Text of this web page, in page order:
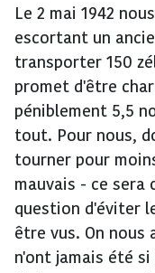
Le 2 mai 1942
escortant un
transporter 150
promet d'être
péniblement 5,5
tout. Pour nous,
tourner pour
mauvais - ce sera
question d'éviter
être vus. On nous
n'ont jamais été